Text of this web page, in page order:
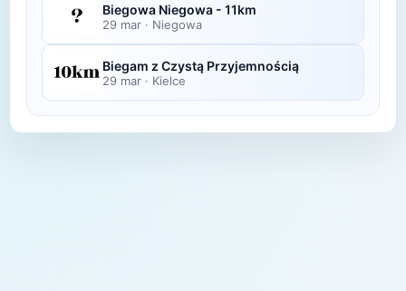
Biegowa Niegowa - 11km
29 mar · Niegowa
Biegam z Czystą Przyjemnością
29 mar · Kielce